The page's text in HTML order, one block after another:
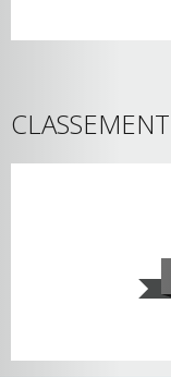
CLASSEMENT